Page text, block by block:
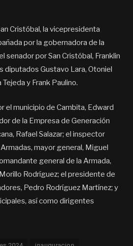
Cristóbal, la vicepresidenta
por la gobernadora de la
senador por San Cristóbal, Franklin
diputados Gustavo Lara, Otoniel
y Frank Paulino.
el municipio de Cambita, Edward
de la Empresa de Generación
Rafael Salazar; el inspector
mayor general, Miguel
general de la Armada,
Rodríguez; el presidente de
Pedro Rodríguez Martínez; y
así como dirigentes